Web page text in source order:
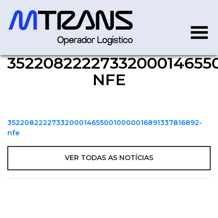
NFE
35220822227332000146550010000016891337816892-
nfe
VER TODAS AS NOTÍCIAS